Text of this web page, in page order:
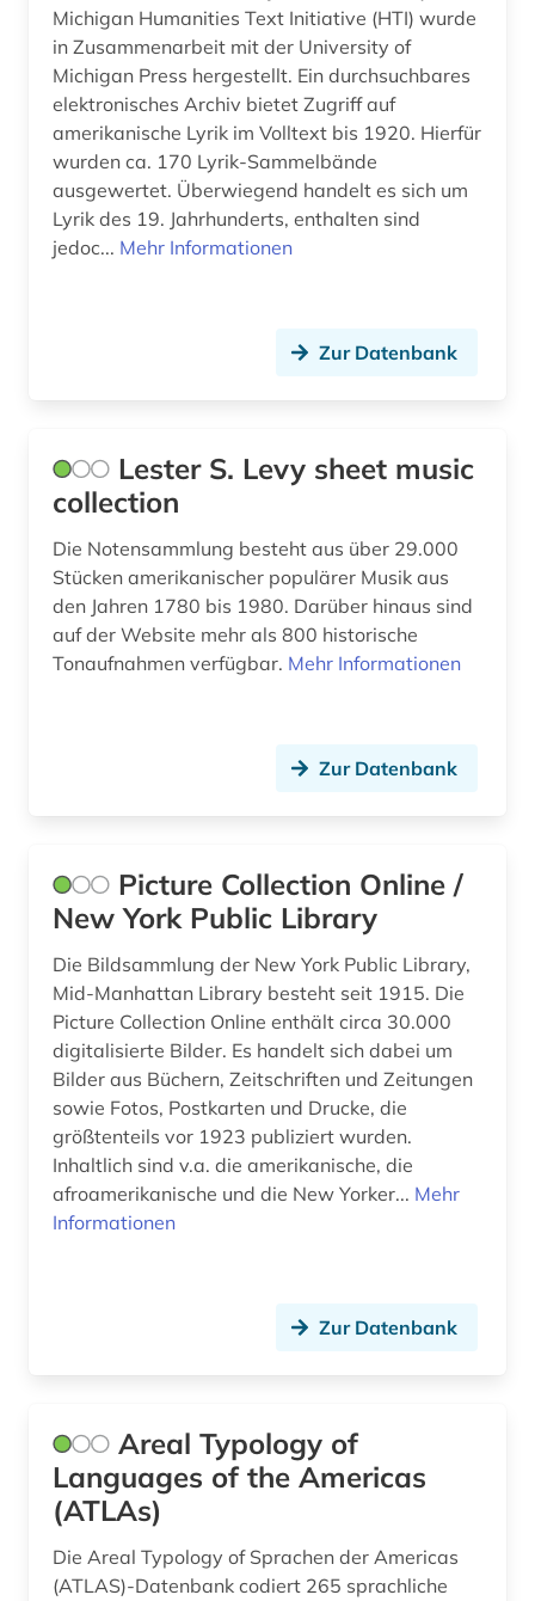
plastik (1)
politik (9)
politikwissenschaft (3)
politische presse (1)
politische soziologie (1)
politische wissenschaft (1)
politisches system (1)
polymere (1)
primärquelle (6)
primärquellen (1)
prosa (1)
rassismus (1)
rechtswissenschaft (1)
regionale geografie (2)
regionalwirtschaft (2)
religion (1)
religionsfreiheit (1)
schiffe (1)
schifffahrt (1)
schule (1)
schwarze (6)
Michigan Humanities Text Initiative (HTI) wurde
in Zusammenarbeit mit der University of
Michigan Press hergestellt. Ein durchsuchbares
elektronisches Archiv bietet Zugriff auf
amerikanische Lyrik im Volltext bis 1920. Hierfür
wurden ca. 170 Lyrik-Sammelbände
ausgewertet. Überwiegend handelt es sich um
Lyrik des 19. Jahrhunderts, enthalten sind
jedoc... Mehr Informationen
Zur Datenbank
Lester S. Levy sheet music
collection
Die Notensammlung besteht aus über 29.000
Stücken amerikanischer populärer Musik aus
den Jahren 1780 bis 1980. Darüber hinaus sind
auf der Website mehr als 800 historische
Tonaufnahmen verfügbar. Mehr Informationen
Zur Datenbank
Picture Collection Online /
New York Public Library
Die Bildsammlung der New York Public Library,
Mid-Manhattan Library besteht seit 1915. Die
Picture Collection Online enthält circa 30.000
digitalisierte Bilder. Es handelt sich dabei um
Bilder aus Büchern, Zeitschriften und Zeitungen
sowie Fotos, Postkarten und Drucke, die
größtenteils vor 1923 publiziert wurden.
Inhaltlich sind v.a. die amerikanische, die
afroamerikanische und die New Yorker... Mehr
Informationen
Zur Datenbank
Areal Typology of
Languages of the Americas
(ATLAs)
Die Areal Typology of Sprachen der Americas
(ATLAS)-Datenbank codiert 265 sprachliche